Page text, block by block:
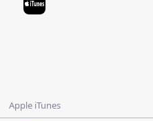
Apple iTunes